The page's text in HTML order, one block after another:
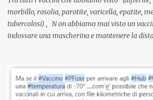
morbillo, rosolia, parotite, varicella, epatite,
tubercolosi) , N on abbiamo mai visto un
indossare una mascherina e mantenere la
vaccinazione. Non avevamo mai sentito
sconti, incentivi per vaccinarsi. Non avevamo
discriminazioni per coloro che non l’hanno